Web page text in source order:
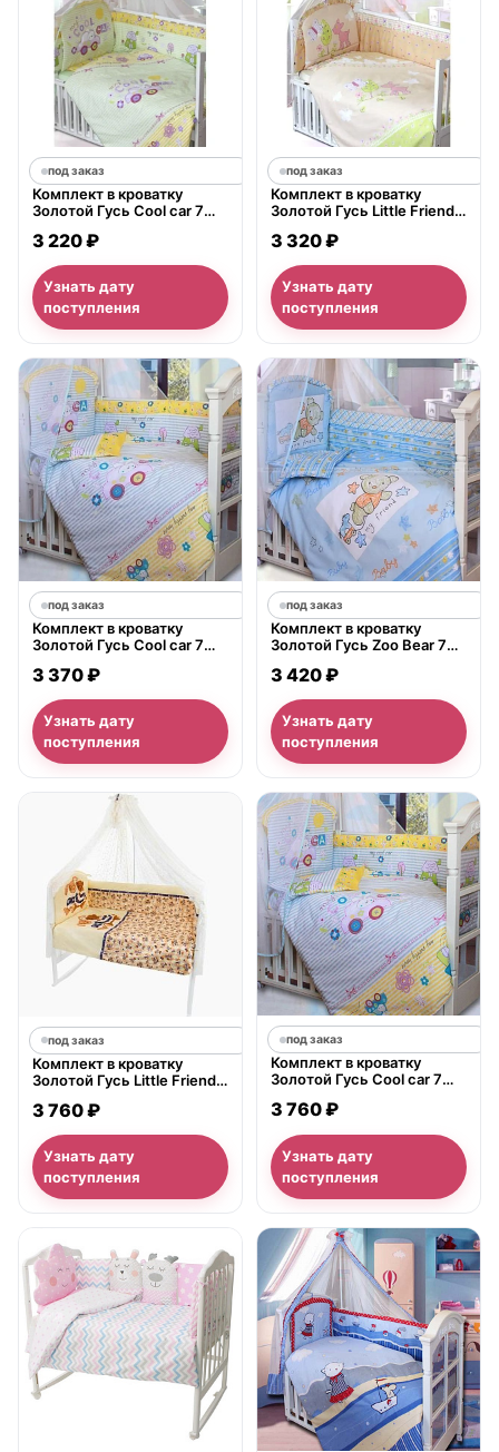
под заказ
Комплект в кроватку
Золотой Гусь Cool car 7
3 220 ₽
Узнать дату
поступления
под заказ
Комплект в кроватку
Золотой Гусь Little Friend 7
3 320 ₽
Узнать дату
поступления
под заказ
Комплект в кроватку
Золотой Гусь Cool car 7
3 370 ₽
Узнать дату
поступления
под заказ
Комплект в кроватку
Золотой Гусь Zoo Bear 7
3 420 ₽
Узнать дату
поступления
под заказ
Комплект в кроватку
Золотой Гусь Little Friend 7
3 760 ₽
Узнать дату
поступления
под заказ
Комплект в кроватку
Золотой Гусь Cool car 7
3 760 ₽
Узнать дату
поступления
нет в продаже